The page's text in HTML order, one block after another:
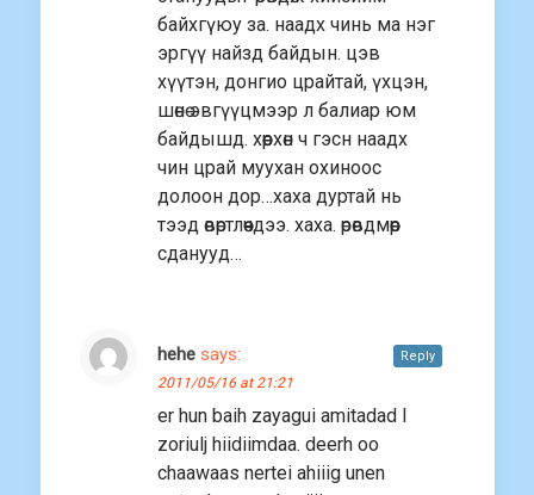
байхгүюу за. наадх чинь ма нэг
эргүү найзд байдын. цэв
хүүтэн, донгио црайтай, үхцэн,
шөнө эвгүүцмээр л балиар юм
байдышд. хөөрхөн ч гэсн наадх
чин црай муухан охиноос
долоон дор…хаха дуртай нь
тээд өвөртлөөчдээ. хаха. өрөвдмөөр
сданууд…
hehe says:
2011/05/16 at 21:21
er hun baih zayagui amitadad l
zoriulj hiidiimdaa. deerh oo
chaawaas nertei ahiiig unen
Reply